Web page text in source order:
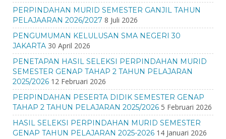
PERPINDAHAN MURID SEMESTER GANJIL TAHUN
PELAJAARAN 2026/2027 8 Juli 2026
PENGUMUMAN KELULUSAN SMA NEGERI 30
JAKARTA 30 April 2026
PENETAPAN HASIL SELEKSI PERPINDAHAN MURID
SEMESTER GENAP TAHAP 2 TAHUN PELAJARAN
2025/2026 12 Februari 2026
PERPINDAHAN PESERTA DIDIK SEMESTER GENAP
TAHAP 2 TAHUN PELAJARAN 2025/2026 5 Februari 2026
HASIL SELEKSI PERPINDAHAN MURID SEMESTER
GENAP TAHUN PELAJARAN 2025-2026 14 Januari 2026